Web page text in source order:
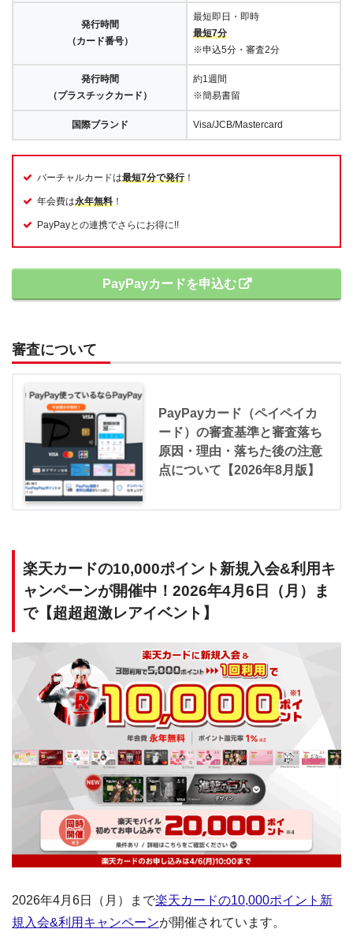
発行時間
（カード番号）
最短即日・即時
最短7分
※申込5分・審査2分
発行時間
（プラスチックカード）
約1週間
※簡易書留
国際ブランド Visa/JCB/Mastercard
バーチャルカードは最短7分で発行！
年会費は永年無料 ！
PayPayとの連携でさらにお得に!!
PayPayカードを申込む
審査について
PayPayカード（ペイペイカ
ード）の審査基準と審査落ち
原因・理由・落ちた後の注意
点について【2026年8月版】
楽天カードの10,000ポイント新規入会&利用キ
ャンペーンが開催中！2026年4月6日（月）ま
で【超超超激レアイベント】
2026年4月6日（月）まで楽天カードの10,000ポイント新
規入会&利用キャンペーンが開催されています。